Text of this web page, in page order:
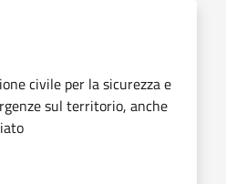
civile per la sicurezza e
sul territorio, anche